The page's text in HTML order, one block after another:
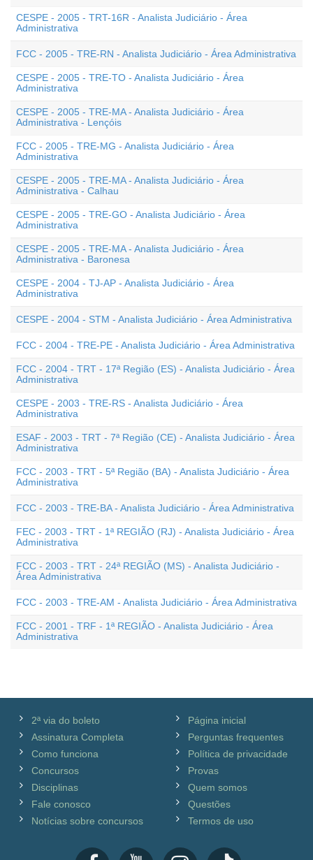
CESPE - 2005 - TRT-16R - Analista Judiciário - Área
Administrativa
FCC - 2005 - TRE-RN - Analista Judiciário - Área Administrativa
CESPE - 2005 - TRE-TO - Analista Judiciário - Área
Administrativa
CESPE - 2005 - TRE-MA - Analista Judiciário - Área
Administrativa - Lençóis
FCC - 2005 - TRE-MG - Analista Judiciário - Área
Administrativa
CESPE - 2005 - TRE-MA - Analista Judiciário - Área
Administrativa - Calhau
CESPE - 2005 - TRE-GO - Analista Judiciário - Área
Administrativa
CESPE - 2005 - TRE-MA - Analista Judiciário - Área
Administrativa - Baronesa
CESPE - 2004 - TJ-AP - Analista Judiciário - Área
Administrativa
CESPE - 2004 - STM - Analista Judiciário - Área Administrativa
FCC - 2004 - TRE-PE - Analista Judiciário - Área Administrativa
FCC - 2004 - TRT - 17ª Região (ES) - Analista Judiciário - Área
Administrativa
CESPE - 2003 - TRE-RS - Analista Judiciário - Área
Administrativa
ESAF - 2003 - TRT - 7ª Região (CE) - Analista Judiciário - Área
Administrativa
FCC - 2003 - TRT - 5ª Região (BA) - Analista Judiciário - Área
Administrativa
FCC - 2003 - TRE-BA - Analista Judiciário - Área Administrativa
FEC - 2003 - TRT - 1ª REGIÃO (RJ) - Analista Judiciário - Área
Administrativa
FCC - 2003 - TRT - 24ª REGIÃO (MS) - Analista Judiciário -
Área Administrativa
FCC - 2003 - TRE-AM - Analista Judiciário - Área Administrativa
FCC - 2001 - TRF - 1ª REGIÃO - Analista Judiciário - Área
Administrativa
2ª via do boleto
Assinatura Completa
Como funciona
Concursos
Disciplinas
Fale conosco
Notícias sobre concursos
Página inicial
Perguntas frequentes
Política de privacidade
Provas
Quem somos
Questões
Termos de uso